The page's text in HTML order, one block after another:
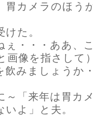
胃カメラのほう
た。
ぇ・・・ああ、
画像を指さして
飲みましょうか
～「来年は胃カ
よ」と夫。